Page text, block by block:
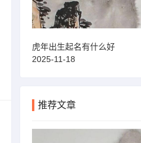
虎年出生起名有什么好
2025-11-18
推荐文章